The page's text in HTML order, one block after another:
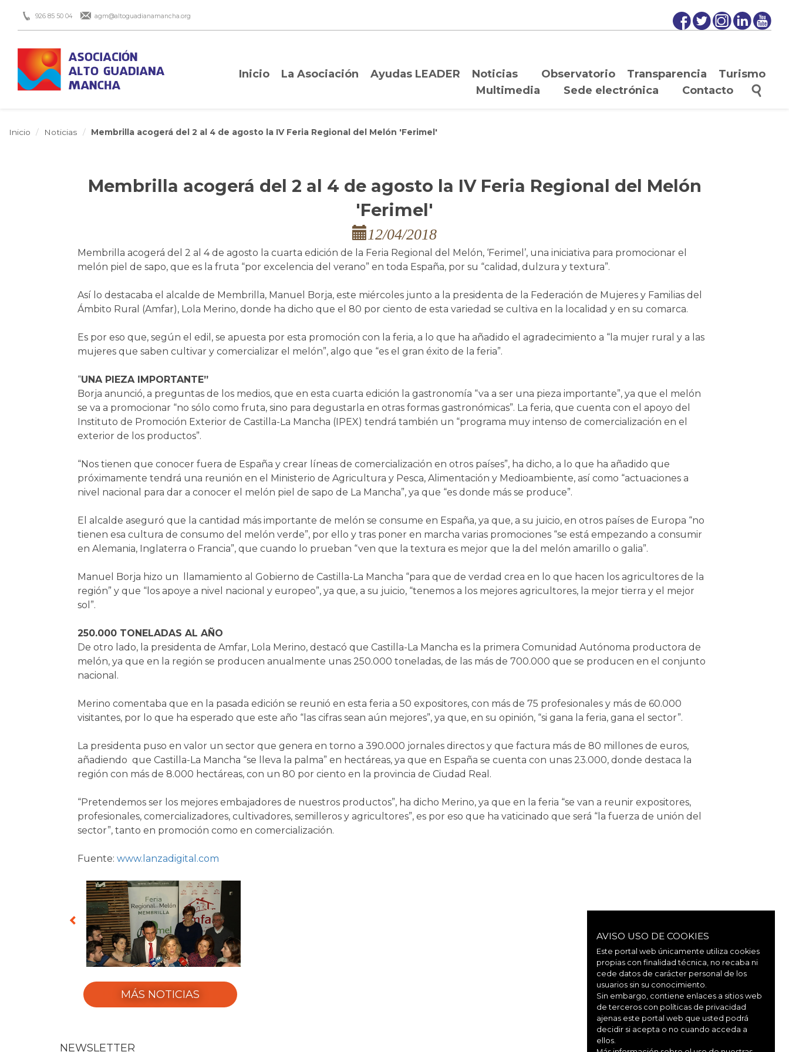
926 85 50 04 agm@altoguadianamancha.org
Inicio La Asociación Ayudas LEADER Noticias Observatorio Transparencia
Turismo
Multimedia
Sede electrónica Contacto
Inicio Noticias Membrilla acogerá del 2 al 4 de agosto la IV Feria Regional del Melón 'Ferimel'
Membrilla acogerá del 2 al 4 de agosto la IV Feria Regional del Melón
'Ferimel'
12/04/2018
Membrilla acogerá del 2 al 4 de agosto la cuarta edición de la Feria Regional del Melón, ‘Ferimel’, una iniciativa para promocionar el
melón piel de sapo, que es la fruta “por excelencia del verano” en toda España, por su “calidad, dulzura y textura”.
Así lo destacaba el alcalde de Membrilla, Manuel Borja, este miércoles junto a la presidenta de la Federación de Mujeres y Familias del
Ámbito Rural (Amfar), Lola Merino, donde ha dicho que el 80 por ciento de esta variedad se cultiva en la localidad y en su comarca.
Es por eso que, según el edil, se apuesta por esta promoción con la feria, a lo que ha añadido el agradecimiento a “la mujer rural y a las
mujeres que saben cultivar y comercializar el melón”, algo que “es el gran éxito de la feria”.
“UNA PIEZA IMPORTANTE”
Borja anunció, a preguntas de los medios, que en esta cuarta edición la gastronomía “va a ser una pieza importante”, ya que el melón
se va a promocionar “no sólo como fruta, sino para degustarla en otras formas gastronómicas”. La feria, que cuenta con el apoyo del
Instituto de Promoción Exterior de Castilla-La Mancha (IPEX) tendrá también un “programa muy intenso de comercialización en el
exterior de los productos”.
“Nos tienen que conocer fuera de España y crear líneas de comercialización en otros países”, ha dicho, a lo que ha añadido que
próximamente tendrá una reunión en el Ministerio de Agricultura y Pesca, Alimentación y Medioambiente, así como “actuaciones a
nivel nacional para dar a conocer el melón piel de sapo de La Mancha”, ya que “es donde más se produce”.
El alcalde aseguró que la cantidad más importante de melón se consume en España, ya que, a su juicio, en otros países de Europa “no
tienen esa cultura de consumo del melón verde”, por ello y tras poner en marcha varias promociones “se está empezando a consumir
en Alemania, Inglaterra o Francia”, que cuando lo prueban “ven que la textura es mejor que la del melón amarillo o galia”.
Manuel Borja hizo un llamamiento al Gobierno de Castilla-La Mancha “para que de verdad crea en lo que hacen los agricultores de la
región” y que “los apoye a nivel nacional y europeo”, ya que, a su juicio, “tenemos a los mejores agricultores, la mejor tierra y el mejor
sol”.
250.000 TONELADAS AL AÑO
De otro lado, la presidenta de Amfar, Lola Merino, destacó que Castilla-La Mancha es la primera Comunidad Autónoma productora de
melón, ya que en la región se producen anualmente unas 250.000 toneladas, de las más de 700.000 que se producen en el conjunto
nacional.
Merino comentaba que en la pasada edición se reunió en esta feria a 50 expositores, con más de 75 profesionales y más de 60.000
visitantes, por lo que ha esperado que este año “las cifras sean aún mejores”, ya que, en su opinión, “si gana la feria, gana el sector”.
La presidenta puso en valor un sector que genera en torno a 390.000 jornales directos y que factura más de 80 millones de euros,
añadiendo que Castilla-La Mancha “se lleva la palma” en hectáreas, ya que en España se cuenta con unas 23.000, donde destaca la
región con más de 8.000 hectáreas, con un 80 por ciento en la provincia de Ciudad Real.
“Pretendemos ser los mejores embajadores de nuestros productos”, ha dicho Merino, ya que en la feria “se van a reunir expositores,
profesionales, comercializadores, cultivadores, semilleros y agricultores”, es por eso que ha vaticinado que será “la fuerza de unión del
sector”, tanto en promoción como en comercialización.
Fuente: www.lanzadigital.com
MÁS NOTICIAS
NEWSLETTER
AVISO USO DE COOKIES
Este portal web únicamente utiliza cookies
propias con finalidad técnica, no recaba ni
cede datos de carácter personal de los
usuarios sin su conocimiento.
Sin embargo, contiene enlaces a sitios web
de terceros con políticas de privacidad
ajenas este portal web que usted podrá
decidir si acepta o no cuando acceda a
ellos.